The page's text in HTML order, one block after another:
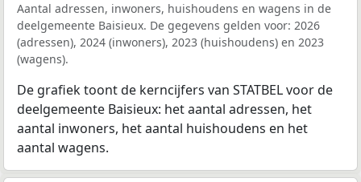
Aantal adressen, inwoners, huishoudens en wagens in de
deelgemeente Baisieux. De gegevens gelden voor: 2026
(adressen), 2024 (inwoners), 2023 (huishoudens) en 2023
(wagens).
De grafiek toont de kerncijfers van STATBEL voor de
deelgemeente Baisieux: het aantal adressen, het
aantal inwoners, het aantal huishoudens en het
aantal wagens.